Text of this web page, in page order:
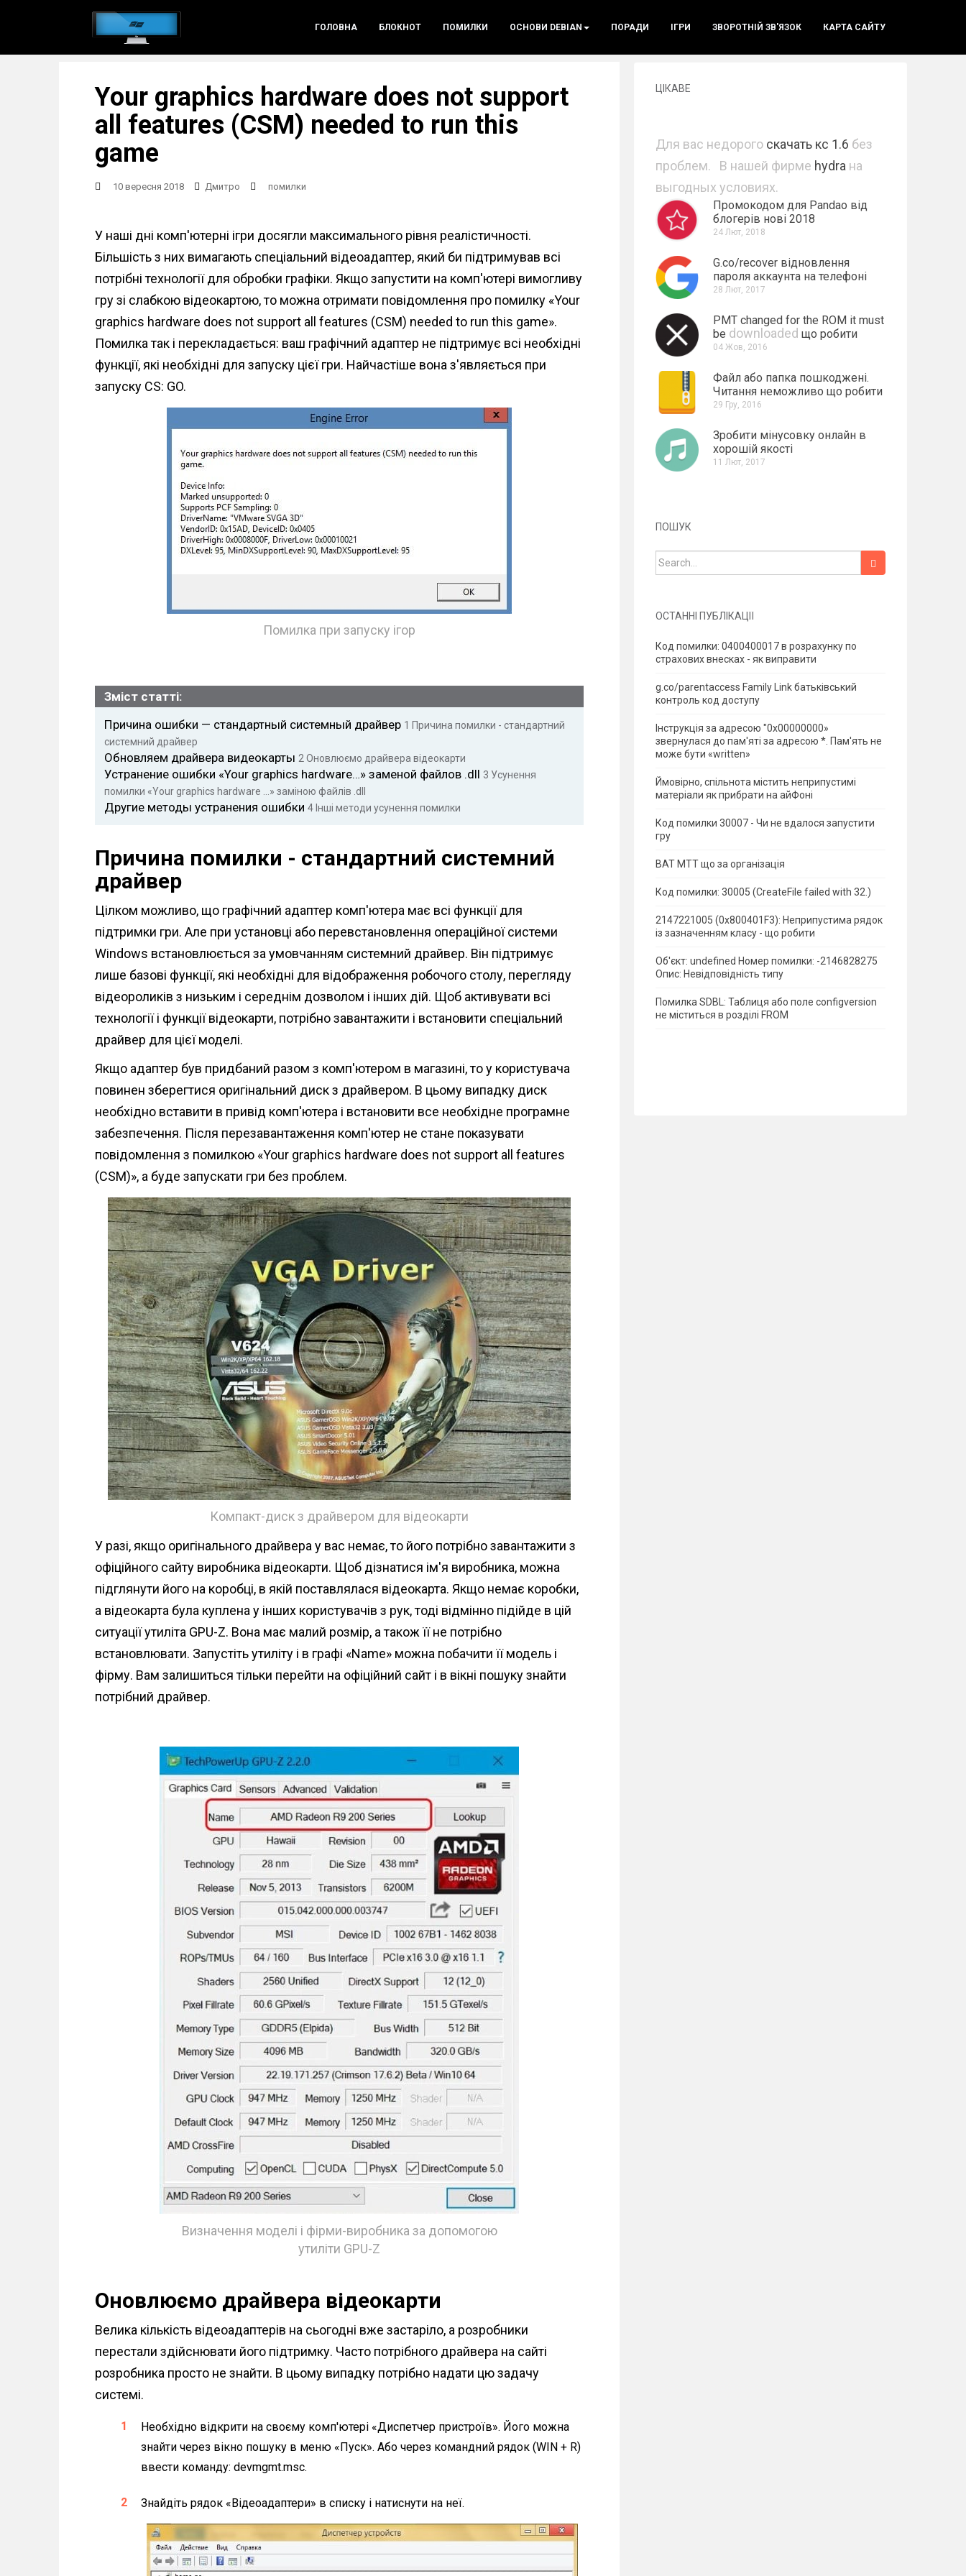
i
ГОЛОВНА БЛОКНОТ ПОМИЛКИ ОСНОВИ DEBIAN ПОРАДИ ІГРИ ЗВОРОТНІЙ ЗВ'ЯЗОК КАРТА САЙТУ
Your graphics hardware does not support
all features (CSM) needed to run this
game
10 вересня 2018 Дмитро помилки
У наші дні комп'ютерні ігри досягли максимального рівня реалістичності.
Більшість з них вимагають спеціальний відеоадаптер, який би підтримував всі
потрібні технології для обробки графіки. Якщо запустити на комп'ютері вимогливу
гру зі слабкою відеокартою, то можна отримати повідомлення про помилку «Your
graphics hardware does not support all features (CSM) needed to run this game».
Помилка так і перекладається: ваш графічний адаптер не підтримує всі необхідні
функції, які необхідні для запуску цієї гри. Найчастіше вона з'являється при
запуску CS: GO.
Помилка при запуску ігор
Зміст статті:
Причина ошибки — стандартный системный драйвер 1 Причина помилки - стандартний
системний драйвер
Обновляем драйвера видеокарты 2 Оновлюємо драйвера відеокарти
Устранение ошибки «Your graphics hardware…» заменой файлов .dll 3 Усунення
помилки «Your graphics hardware ...» заміною файлів .dll
Другие методы устранения ошибки 4 Інші методи усунення помилки
Причина помилки - стандартний системний
драйвер
Цілком можливо, що графічний адаптер комп'ютера має всі функції для
підтримки гри. Але при установці або перевстановлення операційної системи
Windows встановлюється за умовчанням системний драйвер. Він підтримує
лише базові функції, які необхідні для відображення робочого столу, перегляду
відеороликів з низьким і середнім дозволом і інших дій. Щоб активувати всі
технології і функції відеокарти, потрібно завантажити і встановити спеціальний
драйвер для цієї моделі.
Якщо адаптер був придбаний разом з комп'ютером в магазині, то у користувача
повинен зберегтися оригінальний диск з драйвером. В цьому випадку диск
необхідно вставити в привід комп'ютера і встановити все необхідне програмне
забезпечення. Після перезавантаження комп'ютер не стане показувати
повідомлення з помилкою «Your graphics hardware does not support all features
(CSM)», а буде запускати гри без проблем.
Компакт-диск з драйвером для відеокарти
У разі, якщо оригінального драйвера у вас немає, то його потрібно завантажити з
офіційного сайту виробника відеокарти. Щоб дізнатися ім'я виробника, можна
підглянути його на коробці, в якій поставлялася відеокарта. Якщо немає коробки,
а відеокарта була куплена у інших користувачів з рук, тоді відмінно підійде в цій
ситуації утиліта GPU-Z. Вона має малий розмір, а також її не потрібно
встановлювати. Запустіть утиліту і в графі «Name» можна побачити її модель і
фірму. Вам залишиться тільки перейти на офіційний сайт і в вікні пошуку знайти
потрібний драйвер.
Визначення моделі і фірми-виробника за допомогою
утиліти GPU-Z
Оновлюємо драйвера відеокарти
Велика кількість відеоадаптерів на сьогодні вже застаріло, а розробники
перестали здійснювати його підтримку. Часто потрібного драйвера на сайті
розробника просто не знайти. В цьому випадку потрібно надати цю задачу
системі.
Необхідно відкрити на своєму комп'ютері «Диспетчер пристроїв». Його можна
знайти через вікно пошуку в меню «Пуск». Або через командний рядок (WIN + R)
ввести команду: devmgmt.msc.
Знайдіть рядок «Відеоадаптери» в списку і натиснути на неї.
ЦІКАВЕ
Для вас недорого скачать кс 1.6 без
проблем. В нашей фирме hydra на
выгодных условиях.
Промокодом для Pandao від
блогерів нові 2018
24 Лют, 2018
G.co/recover відновлення
пароля аккаунта на телефоні
28 Лют, 2017
PMT changed for the ROM it must
be downloaded що робити
04 Жов, 2016
Файл або папка пошкоджені.
Читання неможливо що робити
29 Гру, 2016
Зробити мінусовку онлайн в
хорошій якості
11 Лют, 2017
ПОШУК
Search for:
ОСТАННІ ПУБЛІКАЦІЇ
Код помилки: 0400400017 в розрахунку по
страхових внесках - як виправити
g.co/parentaccess Family Link батьківський
контроль код доступу
Інструкція за адресою "0x00000000»
звернулася до пам'яті за адресою *. Пам'ять не
може бути «written»
Ймовірно, спільнота містить неприпустимі
матеріали як прибрати на айФоні
Код помилки 30007 - Чи не вдалося запустити
гру
ВАТ МТТ що за організація
Код помилки: 30005 (CreateFile failed with 32.)
2147221005 (0x800401F3): Неприпустима рядок
із зазначенням класу - що робити
Об'єкт: undefined Номер помилки: -2146828275
Опис: Невідповідність типу
Помилка SDBL: Таблиця або поле configversion
не міститься в розділі FROM